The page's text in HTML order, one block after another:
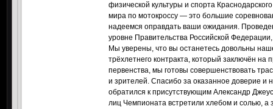
физической культуры и спорта
мира по мотокроссу — это большие
надеемся оправдать ваши ожидания.
уровне Правительства Российской
Мы уверены, что вы останетесь довольны
трёхлетнего контракта, который заключён на
первенства, мы готовы совершенствовать
и зрителей. Спасибо за оказанное доверие и
обратился к присутствующим Александр
лиц Чемпионата встретили хлебом и солью, а